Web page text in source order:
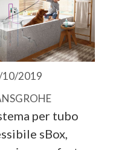
2019
per tubo
sBox,